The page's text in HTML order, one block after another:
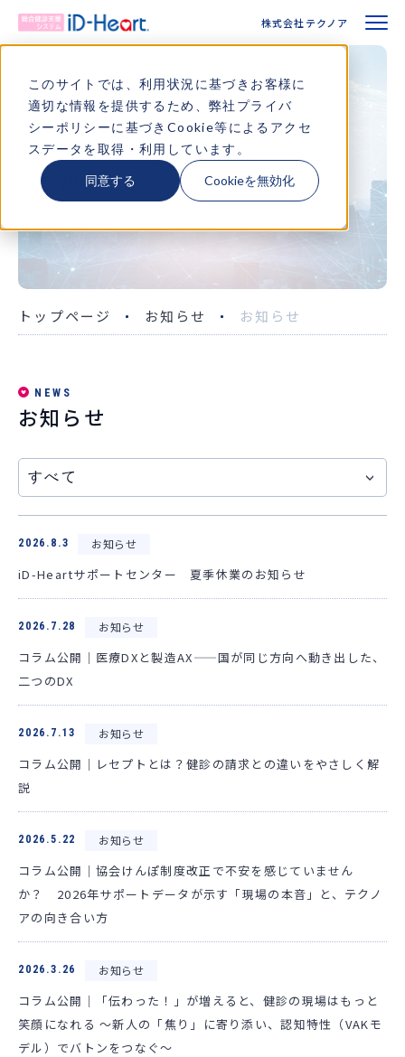
このサイトでは、利用状況に基づきお客様に
適切な情報を提供するため、弊社 プライバ
シーポリシーに基づきCookie等によるアクセ
スデータを取得・利用しています。
同意する Cookieを無効化
株式会社テクノア
お問い合わせ・資料請求
選ばれる理由
特長
ワークフロー
機能・対応健診
サポート
導入事例
株式会社テクノア
NEWS
お知らせ
トップページ お知らせ お知らせ
NEWS
お知らせ
2026.8.3 お知らせ
iD-Heartサポートセンター 夏季休業のお知らせ
2026.7.28 お知らせ
コラム公開｜医療DXと製造AX——国が同じ方向へ動き出した、
二つのDX
2026.7.13 お知らせ
コラム公開｜レセプトとは？健診の請求との違いをやさしく解
説
2026.5.22 お知らせ
コラム公開｜協会けんぽ制度改正で不安を感じていません
か？ 2026年サポートデータが示す「現場の本音」と、テクノ
アの向き合い方
2026.3.26 お知らせ
コラム公開｜「伝わった！」が増えると、健診の現場はもっと
笑顔になれる ～新人の「焦り」に寄り添い、認知特性（VAKモ
デル）でバトンをつなぐ～